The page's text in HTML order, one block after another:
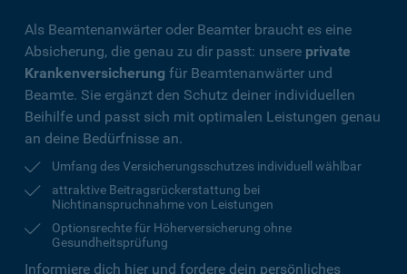
Als Beamtenanwärter oder Beamter braucht es eine
Absicherung, die genau zu dir passt: unsere private
Krankenversicherung für Beamtenanwärter und
Beamte. Sie ergänzt den Schutz deiner individuellen
Beihilfe und passt sich mit optimalen Leistungen genau
an deine Bedürfnisse an.
Umfang des Versicherungsschutzes individuell wählbar
attraktive Beitragsrückerstattung bei
Nichtinanspruchnahme von Leistungen
Optionsrechte für Höherversicherung ohne
Gesundheitsprüfung
Informiere dich hier und fordere dein persönliches